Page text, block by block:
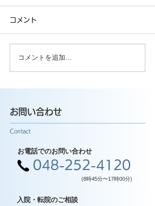
コメント
コメントを追加…
お問い合わせ
Contact
お電話でのお問い合わせ
048-252-4120
(8時45分〜17時00分)
入院・転院のご相談